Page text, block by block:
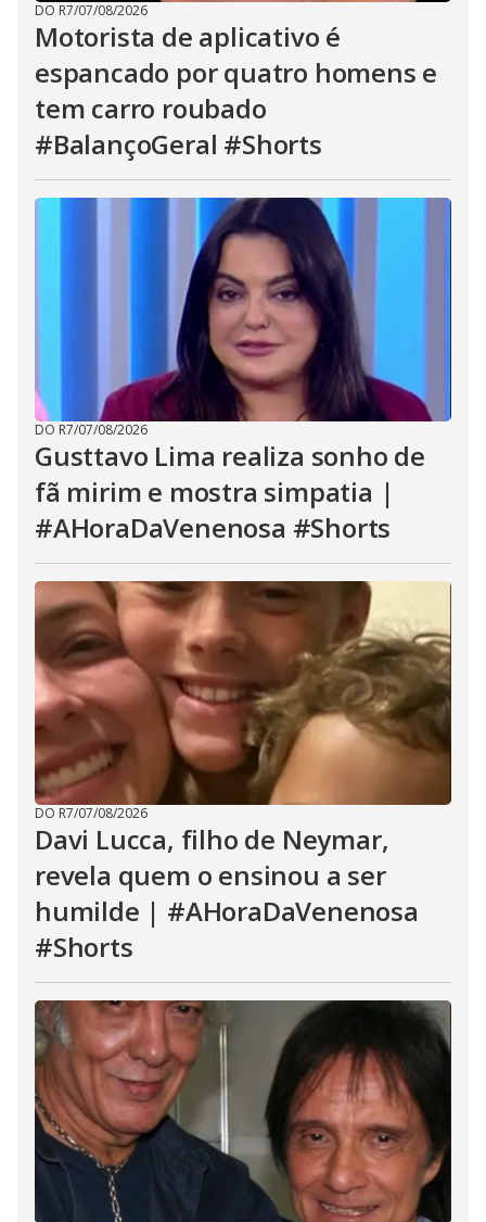
DO R7/07/08/2026
Motorista de aplicativo é
espancado por quatro homens e
tem carro roubado
#BalançoGeral #Shorts
DO R7/07/08/2026
Gusttavo Lima realiza sonho de
fã mirim e mostra simpatia |
#AHoraDaVenenosa #Shorts
DO R7/07/08/2026
Davi Lucca, filho de Neymar,
revela quem o ensinou a ser
humilde | #AHoraDaVenenosa
#Shorts